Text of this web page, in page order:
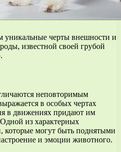
уникальные черты внешности и
известной своей грубой
неповторимым
в особых чертах
в движениях придают им
Одной из характерных
которые могут быть поднятыми
и эмоции животного.